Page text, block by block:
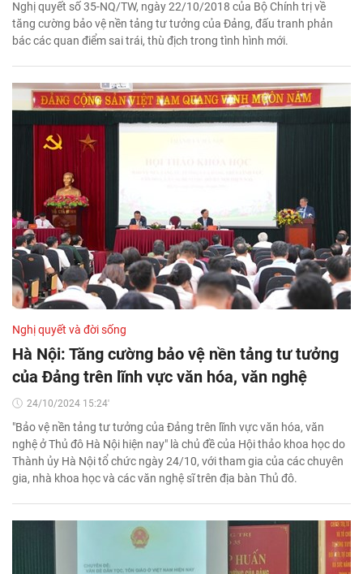
Nghị quyết số 35-NQ/TW, ngày 22/10/2018 của Bộ Chính trị về
tăng cường bảo vệ nền tảng tư tưởng của Đảng, đấu tranh phản
bác các quan điểm sai trái, thù địch trong tình hình mới.
Nghị quyết và đời sống
Hà Nội: Tăng cường bảo vệ nền tảng tư tưởng
của Đảng trên lĩnh vực văn hóa, văn nghệ
24/10/2024 15:24'
"Bảo vệ nền tảng tư tưởng của Đảng trên lĩnh vực văn hóa, văn
nghệ ở Thủ đô Hà Nội hiện nay" là chủ đề của Hội thảo khoa học do
Thành ủy Hà Nội tổ chức ngày 24/10, với tham gia của các chuyên
gia, nhà khoa học và các văn nghệ sĩ trên địa bàn Thủ đô.